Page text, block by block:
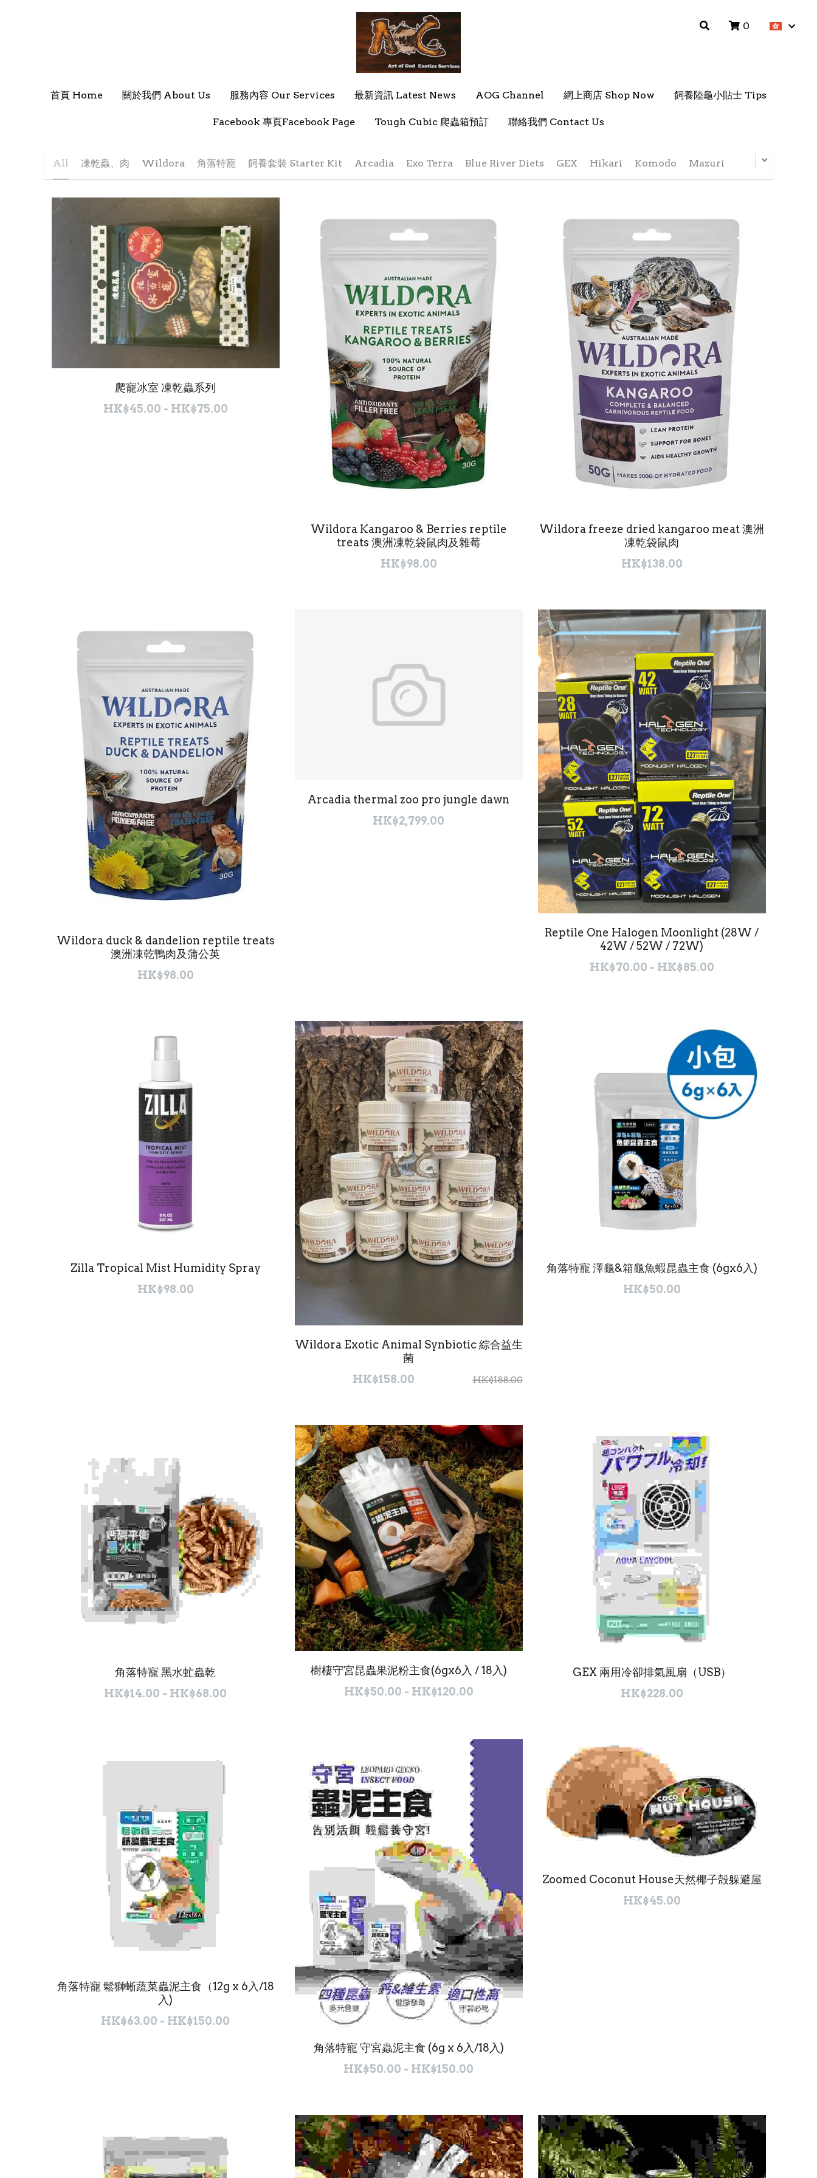
首頁 Home 關於我們 About Us 服務內容 Our Services 最新資訊 Latest News AOG Channel 網上商店 Shop Now 飼養陸龜小貼士 Tips
Facebook 專頁Facebook Page Tough Cubic 爬蟲箱預訂 聯絡我們 Contact Us
0
首頁 Home 關於我們 About Us 服務內容 Our Services 最新資訊 Latest News AOG Channel 網上商店 Shop Now 飼養陸龜小貼士 Tips
Facebook 專頁Facebook Page Tough Cubic 爬蟲箱預訂 聯絡我們 Contact Us
0
All 凍乾蟲、肉 Wildora 角落特寵 飼養套裝 Starter Kit Arcadia Exo Terra Blue River Diets GEX Hikari Komodo Mazuri
爬寵冰室 凍乾蟲系列
HK$45.00 - HK$75.00
Wildora Kangaroo & Berries reptile
treats 澳洲凍乾袋鼠肉及雜莓
HK$98.00
Wildora freeze dried kangaroo meat 澳洲
凍乾袋鼠肉
HK$138.00
Wildora duck & dandelion reptile treats
澳洲凍乾鴨肉及蒲公英
HK$98.00
Arcadia thermal zoo pro jungle dawn
HK$2,799.00
Reptile One Halogen Moonlight (28W /
42W / 52W / 72W)
HK$70.00 - HK$85.00
Zilla Tropical Mist Humidity Spray
HK$98.00
Wildora Exotic Animal Synbiotic 綜合益生
菌
HK$158.00
HK$188.00
角落特寵 澤龜&箱龜魚蝦昆蟲主食 (6gx6入)
HK$50.00
角落特寵 黑水虻蟲乾
HK$14.00 - HK$68.00
樹棲守宮昆蟲果泥粉主食(6gx6入 / 18入)
HK$50.00 - HK$120.00
GEX 兩用冷卻排氣風扇（USB）
HK$228.00
角落特寵 鬆獅蜥蔬菜蟲泥主食（12g x 6入/18
入)
HK$63.00 - HK$150.00
角落特寵 守宮蟲泥主食 (6g x 6入/18入)
HK$50.00 - HK$150.00
Zoomed Coconut House天然椰子殻躲避屋
HK$45.00